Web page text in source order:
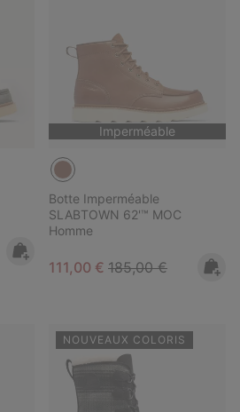
Imperméable
Botte Imperméable
SLABTOWN 62'™ MOC
Homme
Sale price:
111,00 € Regular price:
185,00 €
NOUVEAUX COLORIS